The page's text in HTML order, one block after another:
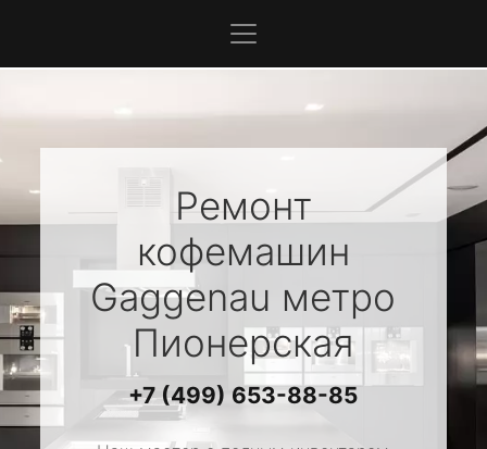
Ремонт
кофемашин
Gaggenau метро
Пионерская
+7 (499) 653-88-85